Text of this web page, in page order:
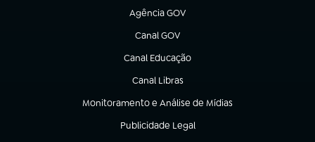
Agência GOV
(abre em nova aba)
Canal GOV
(abre em nova aba)
Canal Educação
(abre em nova aba)
Canal Libras
(abre em nova aba)
Monitoramento e Análise de Mídias
(abre em nova aba)
Publicidade Legal
(abre em nova aba)